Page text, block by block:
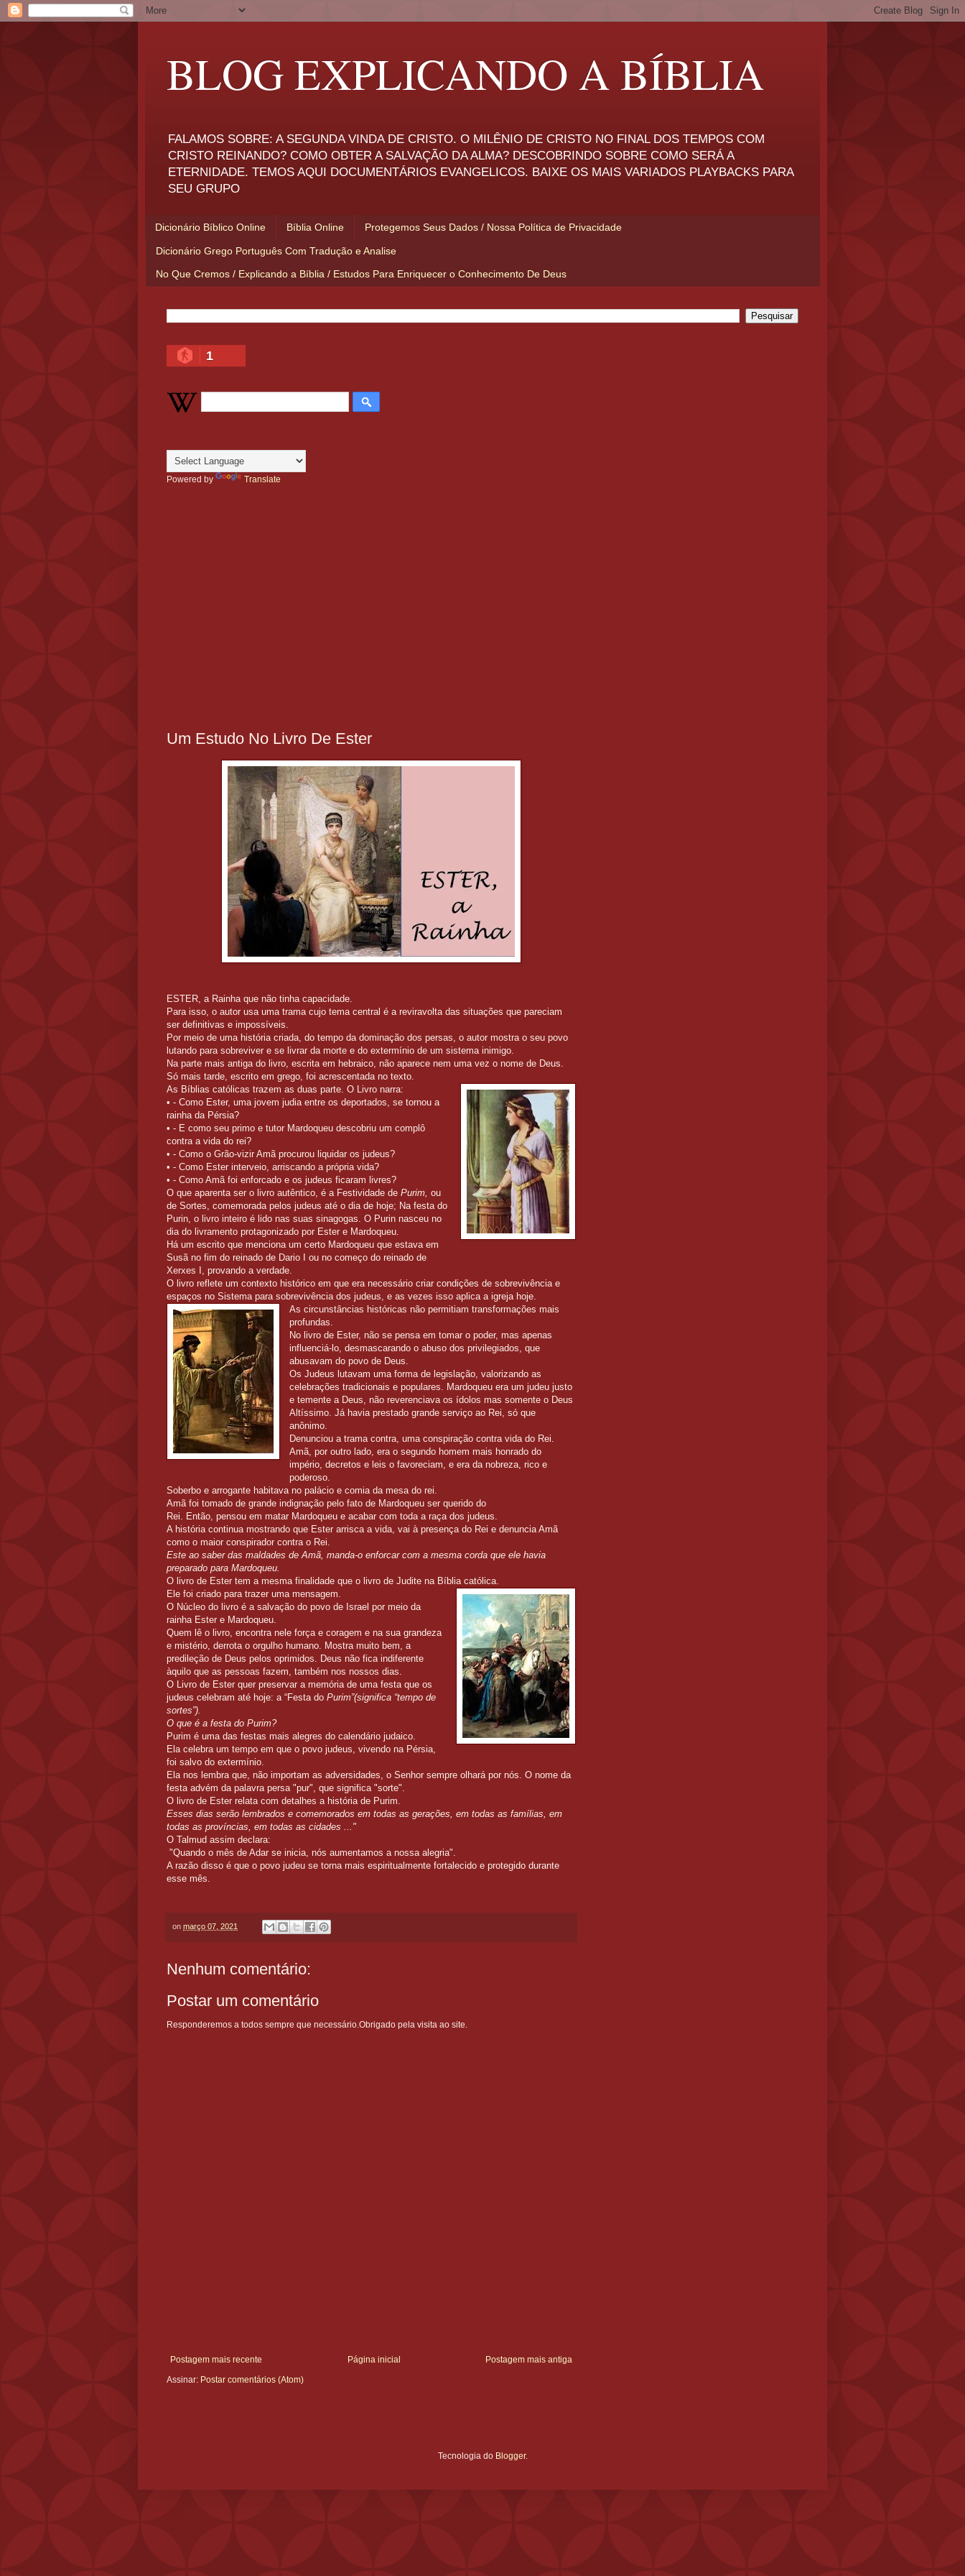
BLOG EXPLICANDO A BÍBLIA
FALAMOS SOBRE: A SEGUNDA VINDA DE CRISTO. O MILÊNIO DE CRISTO NO FINAL DOS TEMPOS COM
CRISTO REINANDO? COMO OBTER A SALVAÇÃO DA ALMA? DESCOBRINDO SOBRE COMO SERÁ A
ETERNIDADE. TEMOS AQUI DOCUMENTÁRIOS EVANGELICOS. BAIXE OS MAIS VARIADOS PLAYBACKS PARA
SEU GRUPO
Dicionário Bíblico Online Bíblia Online Protegemos Seus Dados / Nossa Política de Privacidade
Dicionário Grego Português Com Tradução e Analise
No Que Cremos / Explicando a Bíblia / Estudos Para Enriquecer o Conhecimento De Deus
1
Powered by Translate
Um Estudo No Livro De Ester
ESTER, a Rainha que não tinha capacidade.
Para isso, o autor usa uma trama cujo tema central é a reviravolta das situações que pareciam
ser definitivas e impossíveis.
Por meio de uma história criada, do tempo da dominação dos persas, o autor mostra o seu povo
lutando para sobreviver e se livrar da morte e do extermínio de um sistema inimigo.
Na parte mais antiga do livro, escrita em hebraico, não aparece nem uma vez o nome de Deus.
Só mais tarde, escrito em grego, foi acrescentada no texto.
As Bíblias católicas trazem as duas parte. O Livro narra:
• - Como Ester, uma jovem judia entre os deportados, se tornou a
rainha da Pérsia?
• - E como seu primo e tutor Mardoqueu descobriu um complô
contra a vida do rei?
• - Como o Grão-vizir Amã procurou liquidar os judeus?
• - Como Ester interveio, arriscando a própria vida?
• - Como Amã foi enforcado e os judeus ficaram livres?
O que aparenta ser o livro autêntico, é a Festividade de Purim, ou
de Sortes, comemorada pelos judeus até o dia de hoje; Na festa do
Purin, o livro inteiro é lido nas suas sinagogas. O Purin nasceu no
dia do livramento protagonizado por Ester e Mardoqueu.
Há um escrito que menciona um certo Mardoqueu que estava em
Susã no fim do reinado de Dario I ou no começo do reinado de
Xerxes I, provando a verdade.
O livro reflete um contexto histórico em que era necessário criar condições de sobrevivência e
espaços no Sistema para sobrevivência dos judeus, e as vezes isso aplica a igreja hoje.
As circunstâncias históricas não permitiam transformações mais
profundas.
No livro de Ester, não se pensa em tomar o poder, mas apenas
influenciá-lo, desmascarando o abuso dos privilegiados, que
abusavam do povo de Deus.
Os Judeus lutavam uma forma de legislação, valorizando as
celebrações tradicionais e populares. Mardoqueu era um judeu justo
e temente a Deus, não reverenciava os ídolos mas somente o Deus
Altíssimo. Já havia prestado grande serviço ao Rei, só que
anônimo.
Denunciou a trama contra, uma conspiração contra vida do Rei.
Amã, por outro lado, era o segundo homem mais honrado do
império, decretos e leis o favoreciam, e era da nobreza, rico e
poderoso.
Soberbo e arrogante habitava no palácio e comia da mesa do rei.
Amã foi tomado de grande indignação pelo fato de Mardoqueu ser querido do
Rei. Então, pensou em matar Mardoqueu e acabar com toda a raça dos judeus.
A história continua mostrando que Ester arrisca a vida, vai à presença do Rei e denuncia Amã
como o maior conspirador contra o Rei.
Este ao saber das maldades de Amã, manda-o enforcar com a mesma corda que ele havia
preparado para Mardoqueu.
O livro de Ester tem a mesma finalidade que o livro de Judite na Bíblia católica.
Ele foi criado para trazer uma mensagem.
O Núcleo do livro é a salvação do povo de Israel por meio da
rainha Ester e Mardoqueu.
Quem lê o livro, encontra nele força e coragem e na sua grandeza
e mistério, derrota o orgulho humano. Mostra muito bem, a
predileção de Deus pelos oprimidos. Deus não fica indiferente
àquilo que as pessoas fazem, também nos nossos dias.
O Livro de Ester quer preservar a memória de uma festa que os
judeus celebram até hoje: a “Festa do Purim”(significa “tempo de
sortes”).
O que é a festa do Purim?
Purim é uma das festas mais alegres do calendário judaico.
Ela celebra um tempo em que o povo judeus, vivendo na Pérsia,
foi salvo do extermínio.
Ela nos lembra que, não importam as adversidades, o Senhor sempre olhará por nós. O nome da
festa advém da palavra persa "pur", que significa "sorte".
O livro de Ester relata com detalhes a história de Purim.
Esses dias serão lembrados e comemorados em todas as gerações, em todas as famílias, em
todas as províncias, em todas as cidades ..."
O Talmud assim declara:
"Quando o mês de Adar se inicia, nós aumentamos a nossa alegria".
A razão disso é que o povo judeu se torna mais espiritualmente fortalecido e protegido durante
esse mês.
on março 07, 2021
Nenhum comentário:
Postar um comentário
Responderemos a todos sempre que necessário.Obrigado pela visita ao site.
Postagem mais recente Postagem mais antiga
Página inicial
Assinar: Postar comentários (Atom)
Tecnologia do Blogger.